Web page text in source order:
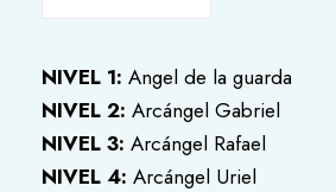
NIVEL 1: Angel de la guarda
NIVEL 2: Arcángel Gabriel
NIVEL 3: Arcángel Rafael
NIVEL 4: Arcángel Uriel